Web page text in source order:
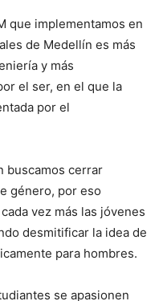
que implementamos en
de Medellín es más
y más
el ser, en el que la
por el
buscamos cerrar
género, por eso
vez más las jóvenes
desmitificar la idea de
para hombres.
se apasionen